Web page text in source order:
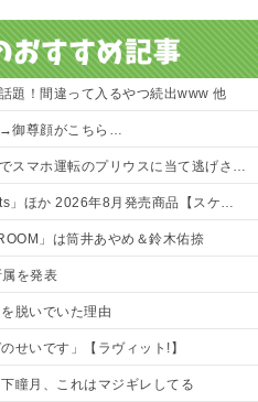
題！間違って入るやつ続出www 他
御尊顔がこちら…
ホ運転のプリウスに当て逃げされる車載。
2026年8月発売商品【スケジュール公開】
」は筒井あやめ＆鈴木佑捺
を発表
脱いでいた理由
せいです」【ラヴィット!】
瞳月、これはマジギレしてる